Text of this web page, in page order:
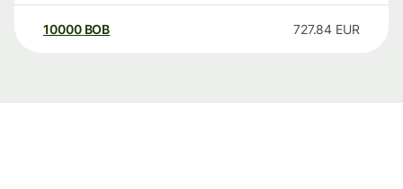
10000 BOB 727.84 EUR